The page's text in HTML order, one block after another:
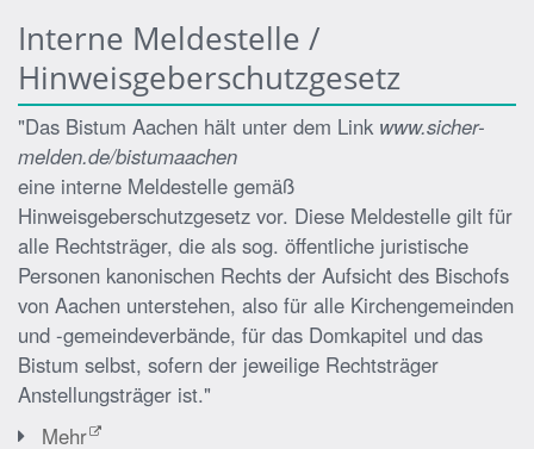
Interne Meldestelle /
Hinweisgeberschutzgesetz
"Das Bistum Aachen hält unter dem Link www.sicher-
melden.de/bistumaachen
eine interne Meldestelle gemäß
Hinweisgeberschutzgesetz vor. Diese Meldestelle gilt für
alle Rechtsträger, die als sog. öffentliche juristische
Personen kanonischen Rechts der Aufsicht des Bischofs
von Aachen unterstehen, also für alle Kirchengemeinden
und -gemeindeverbände, für das Domkapitel und das
Bistum selbst, sofern der jeweilige Rechtsträger
Anstellungsträger ist."
Mehr